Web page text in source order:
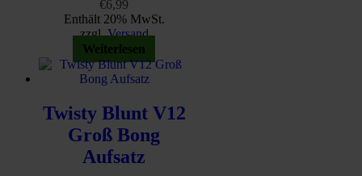
€6,99
Enthält 20% MwSt.
zzgl.Versand
Weiterlesen
Twisty Blunt V12
Groß Bong
Aufsatz